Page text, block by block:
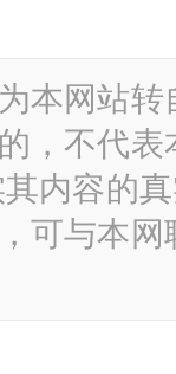
本网站
，不代
内容的
可与本